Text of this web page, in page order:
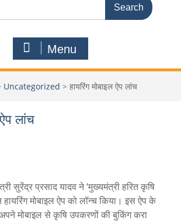
Menu
Uncategorized > हायरिंग मोबाइल ऐप लांच
लांच
सुरेंद्र प्रसाद यादव ने ‘मुख्यमंत्री हरित कृषि
मोबाइल ऐप को लॉन्च किया। इस ऐप के
मोबाइल से कृषि उपकरणों की बुकिंग करा